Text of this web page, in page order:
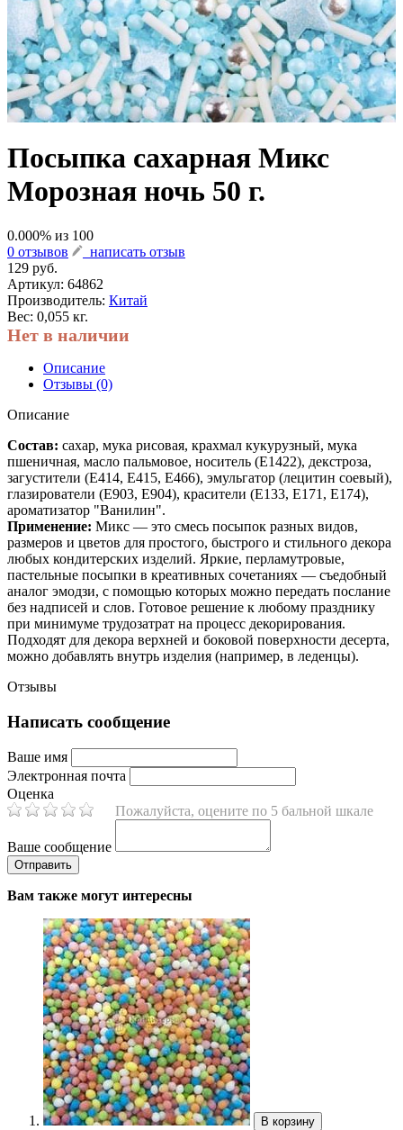
Посыпка сахарная Микс
Морозная ночь 50 г.
0.000% из 100
0 отзывов
написать отзыв
129 руб.
Артикул: 64862
Производитель: Китай
Вес: 0,055 кг.
Нет в наличии
Описание
Отзывы (0)
Описание
Состав: сахар, мука рисовая, крахмал кукурузный, мука
пшеничная, масло пальмовое, носитель (Е1422), декстроза,
загустители (Е414, Е415, Е466), эмульгатор (лецитин соевый),
глазирователи (Е903, Е904), красители (Е133, Е171, Е174),
ароматизатор "Ванилин".
Применение: Микс — это смесь посыпок разных видов,
размеров и цветов для простого, быстрого и стильного декора
любых кондитерских изделий. Яркие, перламутровые,
пастельные посыпки в креативных сочетаниях — съедобный
аналог эмодзи, с помощью которых можно передать послание
без надписей и слов. Готовое решение к любому празднику
при минимуме трудозатрат на процесс декорирования.
Подходят для декора верхней и боковой поверхности десерта,
можно добавлять внутрь изделия (например, в леденцы).
Отзывы
Написать сообщение
Ваше имя
Электронная почта
Оценка
Пожалуйста, оцените по 5 бальной шкале
Ваше сообщение
Вам также могут интересны
В корзину